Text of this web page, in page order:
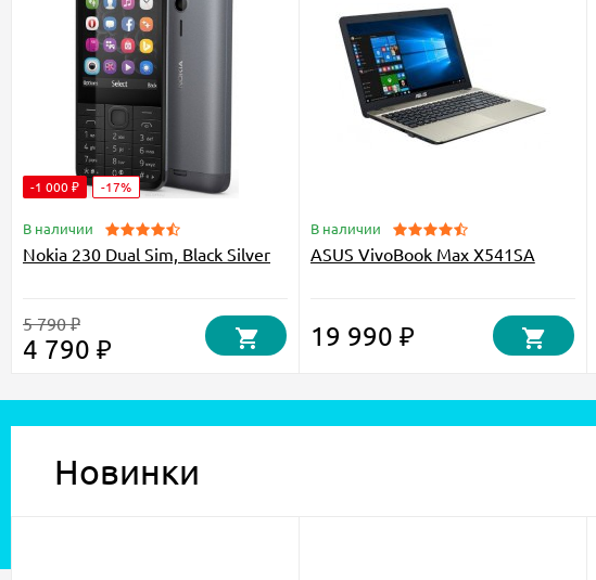
-1 000 ₽ -17%
В наличии
Nokia 230 Dual Sim, Black Silver
5 790 ₽
4 790 ₽
В наличии
ASUS VivoBook Max X541SA
19 990 ₽
Новинки